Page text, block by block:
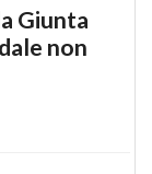
Giunta
non